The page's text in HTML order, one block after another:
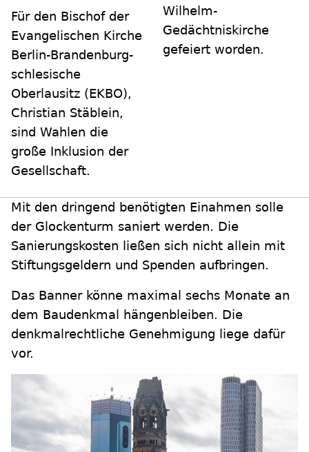
Für den Bischof der
Evangelischen Kirche
Berlin-Brandenburg-
schlesische
Oberlausitz (EKBO),
Christian Stäblein,
sind Wahlen die
große Inklusion der
Gesellschaft.
Wilhelm-
Gedächtniskirche
gefeiert worden.
Mit den dringend benötigten Einahmen solle
der Glockenturm saniert werden. Die
Sanierungskosten ließen sich nicht allein mit
Stiftungsgeldern und Spenden aufbringen.
Das Banner könne maximal sechs Monate an
dem Baudenkmal hängenbleiben. Die
denkmalrechtliche Genehmigung liege dafür
vor.